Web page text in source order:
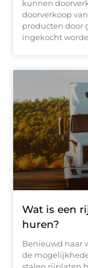
kunnen
doorverkoop
producten door
ingekocht
Wat is een
huren?
Benieuwd naar
de